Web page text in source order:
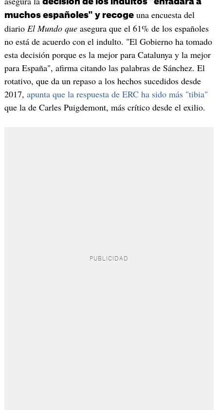
muchos españoles" y recogeuna encuesta del
diario El Mundo queasegura que el 61% de los españoles
no está de acuerdo con el indulto. "El Gobierno ha tomado
esta decisión porque es la mejor para Catalunya y la mejor
para España", afirma citando las palabras de Sánchez. El
rotativo, que da un repaso a los hechos sucedidos desde
2017, apunta que la respuesta de ERC ha sido más "tibia"
que la de Carles Puigdemont, más crítico desde el exilio.